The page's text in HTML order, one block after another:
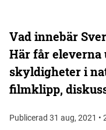
Vad innebär
Här får
skyldigheter i
filmklipp,
Publicerad 31 aug, 2021 •